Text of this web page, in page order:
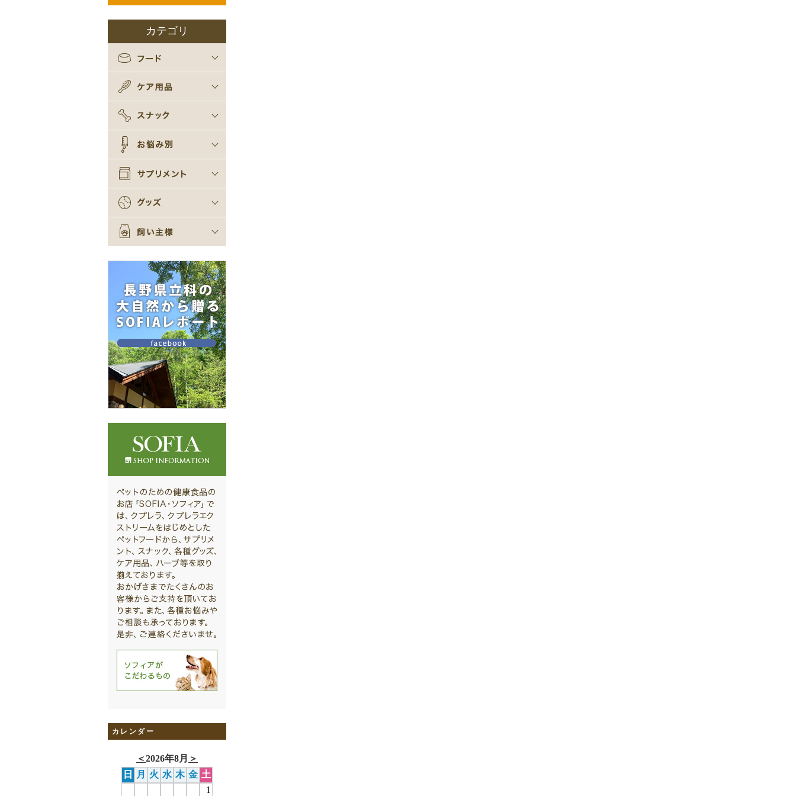
カテゴリ
犬用
ドッグフード一覧
クプレラ
C&R
アズミラ
KOMORO
初めて購入される方
多頭飼い
猫用
キャットフード一覧
クプレラ
C&R
アズミラ
KOMORO
初めて購入される方
多頭飼い
毛並みケア
口腔ケア
耳のケア
臭いケア
肌ケア
目のケア
お腹ケア
関節ケア
からだケア
トイレケア
クッキータイプ
スティックタイプ
ボーンタイプ
ジャーキータイプ
ボーロタイプ
国際天然サーモンシリーズ
ペットフードの見極め方
オーガニックライフ
ちゃんと、歯磨いてる？
うんち食べちゃうの？
ちょっと太った？
ノミ&ダニ対策について
ペットの臭いについて
糞を食べてしまう犬用
乳酸菌サプリ
ビタミンサプリ
アミノ酸サプリ
脂肪酸サプリ
ハーバルサプリメント
老犬老猫向けサプリ
子犬子猫用の山羊のミルク
雌犬猫のためのサプリ
Sleepypod
TopZoo
Kanbatsu
egr
Rosewood
SOFIA
NOWWe
ROYAL TAILS
カレンダー
＜2026年8月 ＞
日
月 火 水 木 金 土
1